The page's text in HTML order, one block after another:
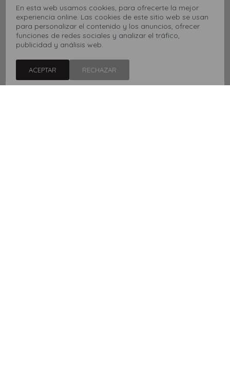
En esta web usamos cookies, para ofrecerte la mejor
experiencia online. Las cookies de este sitio web se usan
para personalizar el contenido y los anuncios, ofrecer
funciones de redes sociales y analizar el tráfico,
publicidad y análisis web.
ACEPTAR RECHAZAR